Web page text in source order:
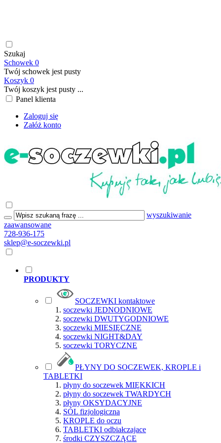
Szukaj
Schowek 0
Twój schowek jest pusty
Koszyk 0
Twój koszyk jest pusty ...
Panel klienta
Zaloguj się
Załóż konto
wyszukiwanie
zaawansowane
728-936-175
sklep@e-soczewki.pl
PRODUKTY
SOCZEWKI kontaktowe
soczewki JEDNODNIOWE
soczewki DWUTYGODNIOWE
soczewki MIESIĘCZNE
soczewki NIGHT&DAY
soczewki TORYCZNE
PŁYNY DO SOCZEWEK, KROPLE i
TABLETKI
płyny do soczewek MIĘKKICH
płyny do soczewek TWARDYCH
płyny OKSYDACYJNE
SÓL fizjologiczna
KROPLE do oczu
TABLETKI odbiałczajace
środki CZYSZCZĄCE